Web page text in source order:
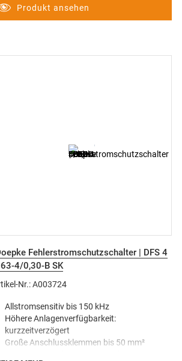
Kabeltrommel mit RN-Kabel ist für
erschwerte Baubedingungen nach VDE 0100
Sicherheitsabschaltung und
Produkt ansehen
Fehlerstromschutzschalter | DFS 4
4/0,30-B SK
Nr.: A003724
Allstromsensitiv bis 150 kHz
Höhere Anlagenverfügbarkeit:
kurzzeitverzögert
Große Anschlussklemmen bis 50 mm²